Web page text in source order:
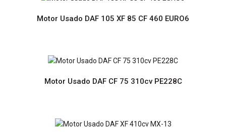
Motor Usado DAF 105 XF 510cv EURO5
Motor Usado DAF 105 XF 85 CF 460 EURO6
Motor Usado DAF CF 75 310cv PE228C